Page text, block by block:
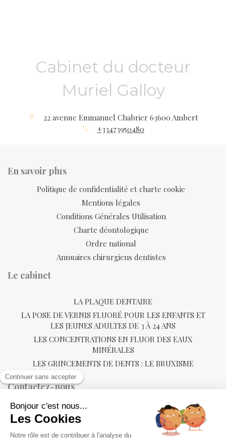
Cabinet du docteur
Muriel Galloy
22 avenue Emmanuel Chabrier 63600 Ambert
+33473950480
En savoir plus
Politique de confidentialité et charte cookie
Mentions légales
Conditions Générales Utilisation
Charte déontologique
Ordre national
Annuaires chirurgiens dentistes
Le cabinet
LA PLAQUE DENTAIRE
LA POSE DE VERNIS FLUORÉ POUR LES ENFANTS ET
LES JEUNES ADULTES DE 3 À 24 ANS
LES CONCENTRATIONS EN FLUOR DES EAUX
MINÉRALES
LES GRINCEMENTS DE DENTS : LE BRUXISME
Contactez-nous
22 avenue Emmanuel Chabrier